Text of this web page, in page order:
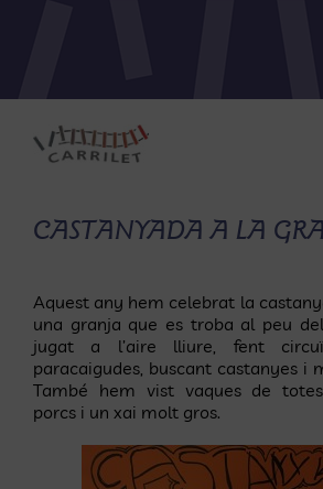
CASTANYADA A LA
Aquest any hem celebrat la
una granja que es troba al peu
jugat a l’aire lliure, fent
paracaigudes, buscant castanyes i
També hem vist vaques de
porcs i un xai molt gros.